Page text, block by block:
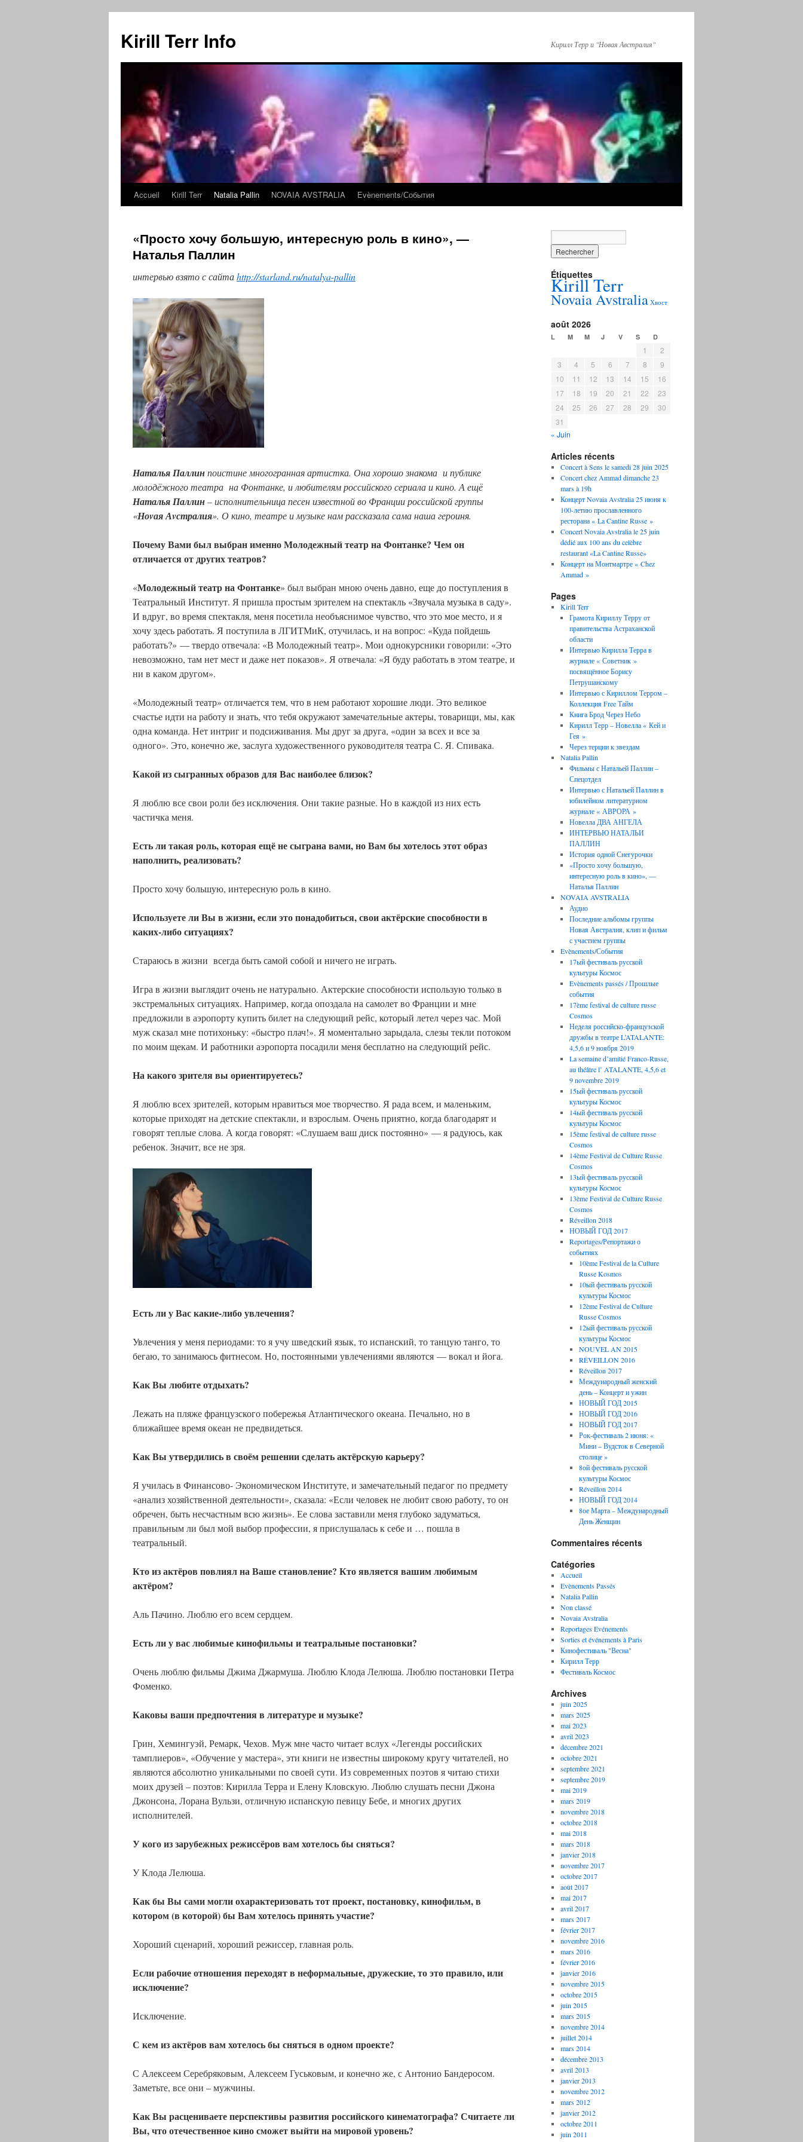
Kirill Terr Info Кирилл Терр и "Новая Австралия"
Aller
contenu
Accueil Kirill Terr Natalia Pallin NOVAIA AVSTRALIA Evènements/События
«Просто хочу большую, интересную роль в кино», —
Наталья Паллин
интервью взято с сайтаhttp://starland.ru/natalya-pallin
Наталья Паллинпоистине многогранная артистка. Она хорошо знакома и публике
молодёжного театра на Фонтанке, и любителям российского сериала и кино. А ещё
Наталья Паллин– исполнительница песен известной во Франции российской группы
«Ноvая Аvстралия». О кино, театре и музыке нам рассказала сама наша героиня.
Почему Вами был выбран именно Молодежный театр на Фонтанке? Чем он
отличается от других театров?
«Молодежный театр на Фонтанке» был выбран мною очень давно, еще до поступления в
Театральный Институт. Я пришла простым зрителем на спектакль «Звучала музыка в саду».
И вдруг, во время спектакля, меня посетила необъяснимое чувство, что это мое место, и я
хочу здесь работать. Я поступила в ЛГИТМиК, отучилась, и на вопрос: «Куда пойдешь
работать?» — твердо отвечала: «В Молодежный театр». Мои однокурсники говорили: «Это
невозможно, там нет мест и даже нет показов». Я отвечала: «Я буду работать в этом театре, и
ни в каком другом».
«Молодежный театр» отличается тем, что в нем работают хорошие люди. Это великое
счастье идти на работу и знать, что тебя окружают замечательные актеры, товарищи, мы, как
одна команда. Нет интриг и подсиживания. Мы друг за друга, «один за всех и все за
одного». Это, конечно же, заслуга художественного руководителя театра С. Я. Спивака.
Какой из сыгранных образов для Вас наиболее близок?
Я люблю все свои роли без исключения. Они такие разные. Но в каждой из них есть
частичка меня.
Есть ли такая роль, которая ещё не сыграна вами, но Вам бы хотелось этотобраз
наполнить, реализовать?
Просто хочу большую, интересную роль в кино.
Используете ли Вы в жизни, если это понадобиться, свои актёрские способностив
каких-либо ситуациях?
Стараюсь в жизни всегда быть самой собой и ничего не играть.
Игра в жизни выглядит очень не натурально. Актерские способности использую только в
экстремальных ситуациях. Например, когда опоздала на самолет во Франции и мне
предложили в аэропорту купить билет на следующий рейс, который летел через час. Мой
муж сказал мне потихоньку: «быстро плач!». Я моментально зарыдала, слезы текли потоком
по моим щекам. И работники аэропорта посадили меня бесплатно на следующий рейс.
На какого зрителя вы ориентируетесь?
Я люблю всех зрителей, которым нравиться мое творчество. Я рада всем, и маленьким,
которые приходят на детские спектакли, и взрослым. Очень приятно, когда благодарят и
говорят теплые слова. А когда говорят: «Слушаем ваш диск постоянно» — я радуюсь, как
ребенок. Значит, все не зря.
Есть ли у Вас какие-либо увлечения?
Увлечения у меня периодами: то я учу шведский язык, то испанский, то танцую танго, то
бегаю, то занимаюсь фитнесом. Но, постоянными увлечениями являются — вокал и йога.
Как Вы любите отдыхать?
Лежать на пляже французского побережья Атлантического океана. Печально, но в
ближайшее время океан не предвидеться.
Как Вы утвердились в своём решении сделать актёрскую карьеру?
Я училась в Финансово- Экономическом Институте, и замечательный педагог по предмету
«анализ хозяйственной деятельности», сказала: «Если человек не любит свою работу, то он
обречен, быть несчастным всю жизнь». Ее слова заставили меня глубоко задуматься,
правильным ли был мой выбор профессии, я прислушалась к себе и … пошла в
театральный.
Кто из актёров повлиял на Ваше становление? Кто является вашим любимым
актёром?
Аль Пачино. Люблю его всем сердцем.
Есть ли у вас любимые кинофильмы и театральные постановки?
Очень люблю фильмы Джима Джармуша. Люблю Клода Лелюша. Люблю постановки Петра
Фоменко.
Каковы ваши предпочтения в литературе и музыке?
Грин, Хемингуэй, Ремарк, Чехов. Муж мне часто читает вслух «Легенды российских
тамплиеров», «Обучение у мастера», эти книги не известны широкому кругу читателей, но
являются абсолютно уникальными по своей сути. Из современных поэтов я читаю стихи
моих друзей – поэтов: Кирилла Терра и Елену Кловскую. Люблю слушать песни Джона
Джонсона, Лорана Вульзи, отличную испанскую певицу Бебе, и многих других
исполнителей.
У кого из зарубежных режиссёров вам хотелось бы сняться?
У Клода Лелюша.
Как бы Вы сами могли охарактеризовать тот проект, постановку, кинофильм, в
котором (в которой) бы Вам хотелось принять участие?
Хороший сценарий, хороший режиссер, главная роль.
Если рабочие отношения переходят в неформальные, дружеские, то это правило,или
исключение?
Исключение.
С кем из актёров вам хотелось бы сняться в одном проекте?
С Алексеем Серебряковым, Алексеем Гуськовым, и конечно же, с Антонио Бандеросом.
Заметьте, все они – мужчины.
Как Вы расцениваете перспективы развития российского кинематографа? Считаетели
Вы, что отечественное кино сможет выйти на мировой уровень?
Étiquettes
Kirill Terr
Novaia Avstralia Хвост
août 2026
L M M J V S D
1
2
3
4 5 6 7 8
9
10
11 12 13 14 15
16
17
18 19 20 21 22
23
24
25 26 27 28 29
30
31
« Juin
Articles récents
Concert à Sens le samedi 28 juin 2025
Concert chez Ammad dimanche 23
mars à 19h
Концерт Novaia Avstralia 25 июня к
100-летию прославленного
ресторана « La Cantine Russe »
Concert Novaia Avstralia le 25 juin
dédié aux 100 ans du celèbre
restaurant «La Cantine Russe»
Концерт на Монтмартре « Chez
Ammad »
Pages
Kirill Terr
Грамота Кириллу Терру от
правительства Астраханской
области
Интервью Кирилла Терра в
журнале « Советник »
посвящённое Борису
Петрушанскому
Интервью с Кириллом Терром –
Коллекция Free Тайм
Книга Брод Через Небо
Кирилл Терр – Новелла « Кей и
Гея »
Через терции к звездам
Natalia Pallin
Фильмы с Натальей Паллин –
Спецотдел
Интервью с Натальей Паллин в
юбилейном литературном
журнале « АВРОРА »
Новелла ДВА АНГЕЛА
ИНТЕРВЬЮ НАТАЛЬИ
ПАЛЛИН
История одной Снегурочки
«Просто хочу большую,
интересную роль в кино», —
Наталья Паллин
NOVAIA AVSTRALIA
Аудио
Последние aльбомы группы
Новая Австралия, клип и фильм
с участием группы
Evènements/События
17ый фестиваль русской
культуры Космос
Evènements passés / Прошлые
события
17ème festival de culture russe
Cosmos
Неделя российско-французской
дружбы в театре L’ATALANTE:
4,5,6 и 9 ноября 2019
La semaine d’amitié Franco-Russe,
au théâtre l’ ATALANTE, 4,5,6 et
9 novembre 2019
15ый фестиваль русской
культуры Космос
14ый фестиваль русской
культуры Космос
15ème festival de culture russe
Cosmos
14ème Festival de Culture Russe
Cosmos
13ый фестиваль русской
культуры Космос
13ème Festival de Culture Russe
Cosmos
Réveillon 2018
НОВЫЙ ГОД 2017
Reportages/Репортажи о
событиях
10ème Festival de la Culture
Russe Kosmos
10ый фестиваль русской
культуры Космос
12ème Festival de Culture
Russe Cosmos
12ый фестиваль русской
культуры Космос
NOUVEL AN 2015
RÉVEILLON 2016
Réveillon 2017
Международный женский
день – Концерт и ужин
НОВЫЙ ГОД 2015
НОВЫЙ ГОД 2016
НОВЫЙ ГОД 2017
Рок-фестиваль 2 июня: «
Мини – Вудсток в Северной
столице »
8ой фестиваль русской
культуры Космос
Réveillon 2014
НОВЫЙ ГОД 2014
8ое Марта – Международный
День Женщин
Commentaires récents
Catégories
Accueil
Evènements Passés
Natalia Pallin
Non classé
Novaia Avstralia
Reportages Evénements
Sorties et événements à Paris
Кинофестиваль "Весна"
Кирилл Терр
Фестиваль Космос
Archives
juin 2025
mars 2025
mai 2023
avril 2023
décembre 2021
octobre 2021
septembre 2021
septembre 2019
mai 2019
mars 2019
novembre 2018
octobre 2018
mai 2018
mars 2018
janvier 2018
novembre 2017
octobre 2017
août 2017
mai 2017
avril 2017
mars 2017
février 2017
novembre 2016
mars 2016
février 2016
janvier 2016
novembre 2015
octobre 2015
juin 2015
mars 2015
novembre 2014
juillet 2014
mars 2014
décembre 2013
avril 2013
janvier 2013
novembre 2012
mars 2012
janvier 2012
octobre 2011
juin 2011